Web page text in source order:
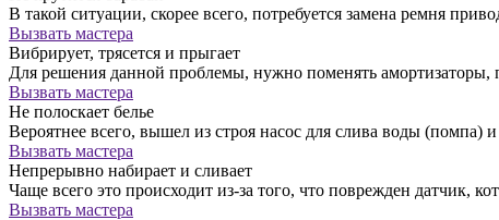
В такой ситуации, скорее всего, потребуется замена ремня
Вызвать мастера
Вибрирует, трясется и прыгает
Для решения данной проблемы, нужно поменять
Вызвать мастера
Не полоскает белье
Вероятнее всего, вышел из строя насос для слива воды (помпа)
Вызвать мастера
Непрерывно набирает и сливает
Чаще всего это происходит из-за того, что поврежден датчик,
Вызвать мастера